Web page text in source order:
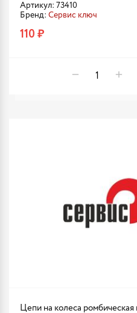
Артикул: 73410
Бренд: Сервис ключ
110 ₽
Цепи на колеса ромбическая